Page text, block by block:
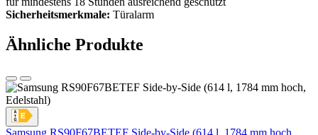
Sicherheitsmerkmale: Türalarm
Ähnliche Produkte